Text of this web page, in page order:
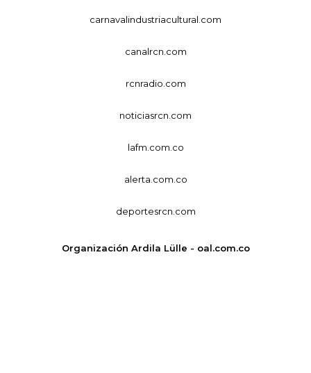
carnavalindustriacultural.com
canalrcn.com
rcnradio.com
noticiasrcn.com
lafm.com.co
alerta.com.co
deportesrcn.com
Organización Ardila Lülle - oal.com.co